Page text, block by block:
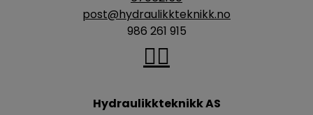
post@hydraulikkteknikk.no
986 261 915
Hydraulikkteknikk AS